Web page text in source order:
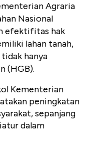
Agraria
Nasional
efektifitas hak
lahan tanah,
hanya
(HGB).
Kementerian
peningkatan
sepanjang
dalam